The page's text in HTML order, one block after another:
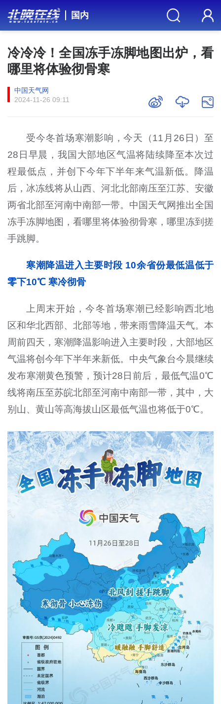
国内
冷冷冷！全国冻手冻脚地图出炉，看
哪里将体验彻骨寒
中国天气网
2024-11-26 09:11
受今冬首场寒潮影响，今天（11月26日）至
28日早晨，我国大部地区气温将陆续降至本次过
程最低点，并创下今年下半年来气温新低。降温
后，冰冻线将从山西、河北北部南压至江苏、安徽
两省北部至河南中南部一带。中国天气网推出全国
冻手冻脚地图，看哪里将体验彻骨寒，哪里冻到搓
手跳脚。
寒潮降温进入主要时段 10余省份最低温低于
零下10℃ 寒冷彻骨
上周末开始，今冬首场寒潮已经影响西北地
区和华北西部、北部等地，带来雨雪降温天气。本
周前四天，寒潮降温影响进入主要时段，大部地区
气温将创今年下半年来新低。中央气象台今晨继续
发布寒潮黄色预警，预计28日前后，最低气温0℃
线将南压至苏皖北部至河南中南部一带，其中，大
别山、黄山等高海拔山区最低气温也将低于0℃。